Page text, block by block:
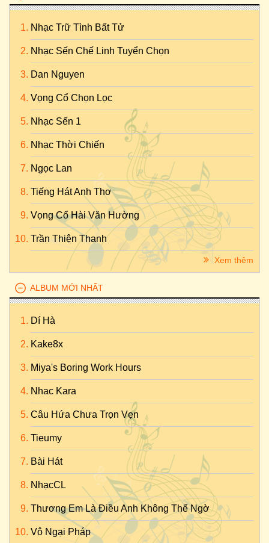
Nhạc Trữ Tình Bất Tử
Nhạc Sến Chế Linh Tuyển Chọn
Dan Nguyen
Vọng Cổ Chọn Lọc
Nhạc Sến 1
Nhạc Thời Chiến
Ngọc Lan
Tiếng Hát Anh Thơ
Vọng Cổ Hài Văn Hường
Trần Thiện Thanh
Xem thêm
ALBUM MỚI NHẤT
Dí Hà
Kake8x
Miya's Boring Work Hours
Nhac Kara
Câu Hứa Chưa Trọn Vẹn
Tieumy
Bài Hát
NhạcCL
Thương Em Là Điều Anh Không Thể Ngờ
Vô Ngại Pháp